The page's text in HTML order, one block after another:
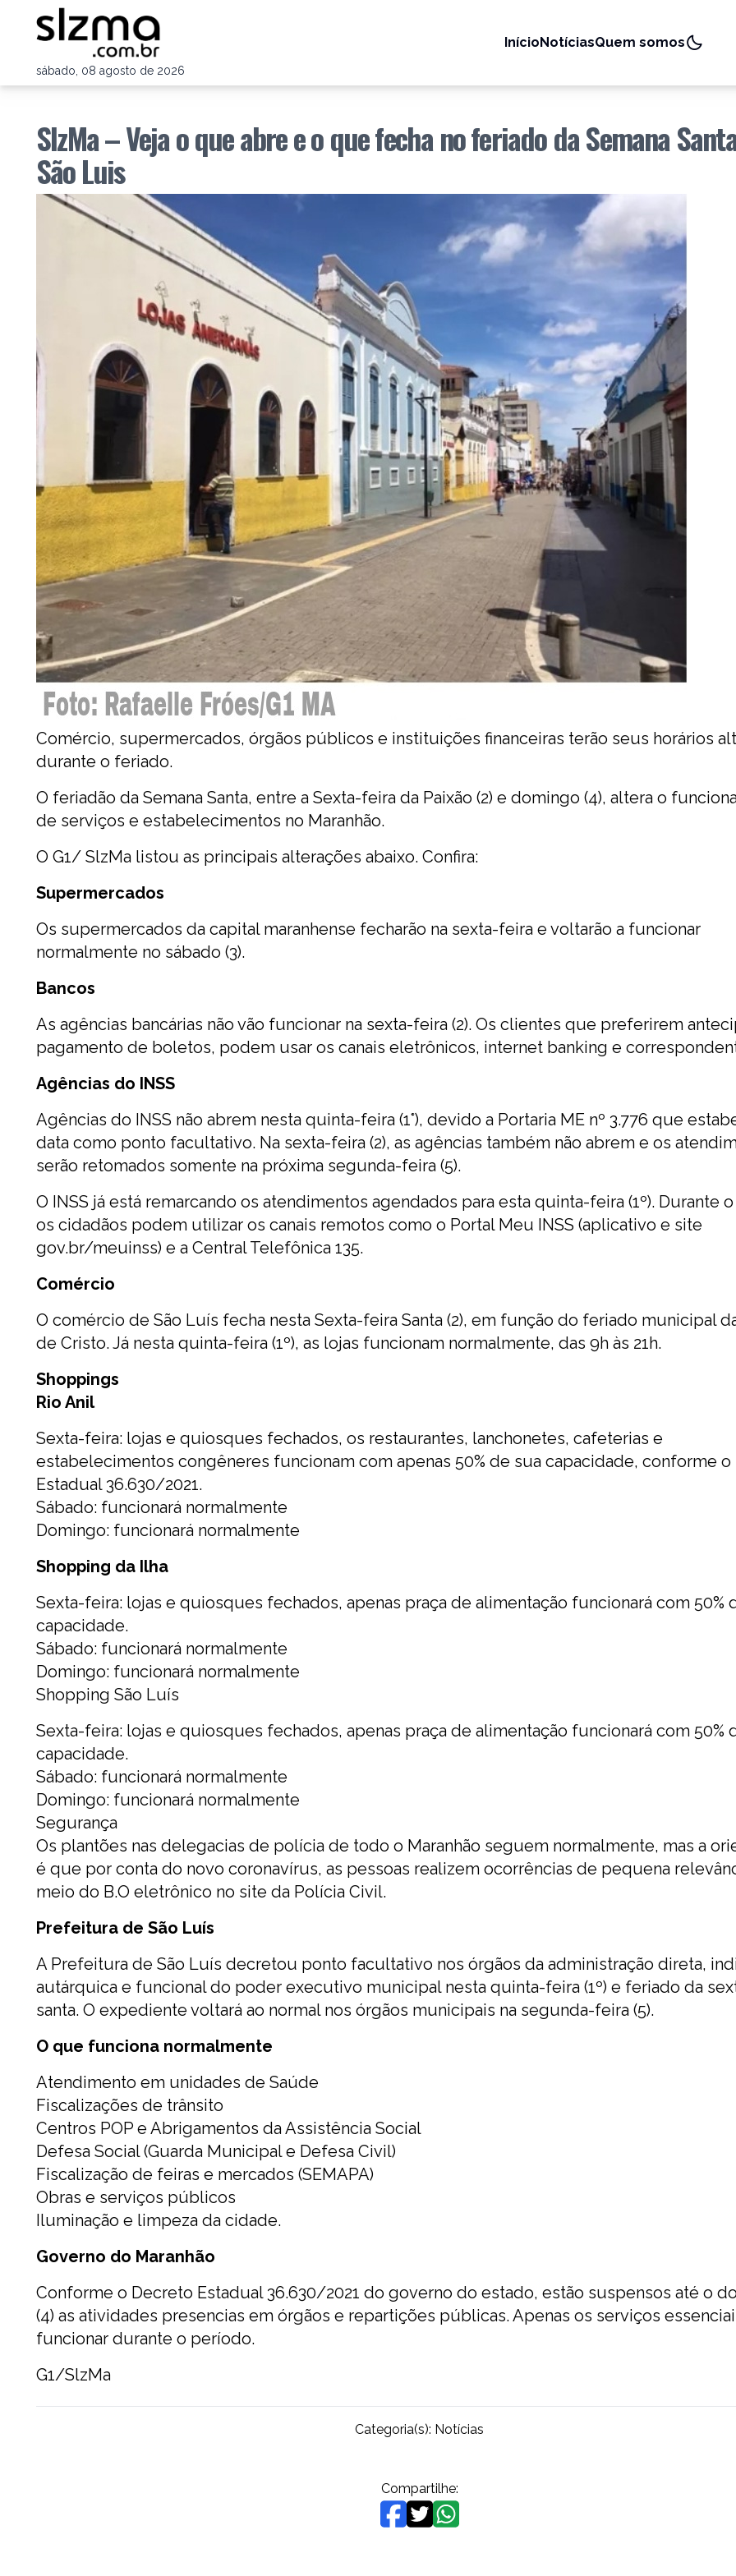
sábado, 08 agosto de 2026
InícioNotíciasQuem somos
SlzMa – Veja o que abre e o que fecha no feriado da Semana
São Luis
Comércio, supermercados, órgãos públicos e instituições financeiras terão seus horários
durante o feriado.
O feriadão da Semana Santa, entre a Sexta-feira da Paixão (2) e domingo (4), altera o
de serviços e estabelecimentos no Maranhão.
O G1/ SlzMa listou as principais alterações abaixo. Confira:
Supermercados
Os supermercados da capital maranhense fecharão na sexta-feira e voltarão a funcionar
normalmente no sábado (3).
Bancos
As agências bancárias não vão funcionar na sexta-feira (2). Os clientes que preferirem
pagamento de boletos, podem usar os canais eletrônicos, internet banking e
Agências do INSS
Agências do INSS não abrem nesta quinta-feira (1°), devido a Portaria ME nº 3.776 que
data como ponto facultativo. Na sexta-feira (2), as agências também não abrem e os
serão retomados somente na próxima segunda-feira (5).
O INSS já está remarcando os atendimentos agendados para esta quinta-feira (1º). Durante
os cidadãos podem utilizar os canais remotos como o Portal Meu INSS (aplicativo e site
gov.br/meuinss) e a Central Telefônica 135.
Comércio
O comércio de São Luís fecha nesta Sexta-feira Santa (2), em função do feriado municipal
de Cristo. Já nesta quinta-feira (1º), as lojas funcionam normalmente, das 9h às 21h.
Shoppings
Rio Anil
Sexta-feira: lojas e quiosques fechados, os restaurantes, lanchonetes, cafeterias e
estabelecimentos congêneres funcionam com apenas 50% de sua capacidade, conforme o
Estadual 36.630/2021.
Sábado: funcionará normalmente
Domingo: funcionará normalmente
Shopping da Ilha
Sexta-feira: lojas e quiosques fechados, apenas praça de alimentação funcionará com 50%
capacidade.
Sábado: funcionará normalmente
Domingo: funcionará normalmente
Shopping São Luís
Sexta-feira: lojas e quiosques fechados, apenas praça de alimentação funcionará com 50%
capacidade.
Sábado: funcionará normalmente
Domingo: funcionará normalmente
Segurança
Os plantões nas delegacias de polícia de todo o Maranhão seguem normalmente, mas a
é que por conta do novo coronavírus, as pessoas realizem ocorrências de pequena
meio do B.O eletrônico no site da Polícia Civil.
Prefeitura de São Luís
A Prefeitura de São Luís decretou ponto facultativo nos órgãos da administração direta,
autárquica e funcional do poder executivo municipal nesta quinta-feira (1º) e feriado da
santa. O expediente voltará ao normal nos órgãos municipais na segunda-feira (5).
O que funciona normalmente
Atendimento em unidades de Saúde
Fiscalizações de trânsito
Centros POP e Abrigamentos da Assistência Social
Defesa Social (Guarda Municipal e Defesa Civil)
Fiscalização de feiras e mercados (SEMAPA)
Obras e serviços públicos
Iluminação e limpeza da cidade.
Governo do Maranhão
Conforme o Decreto Estadual 36.630/2021 do governo do estado, estão suspensos até o
(4) as atividades presencias em órgãos e repartições públicas. Apenas os serviços
funcionar durante o período.
G1/SlzMa
Categoria(s): Notícias
Compartilhe: